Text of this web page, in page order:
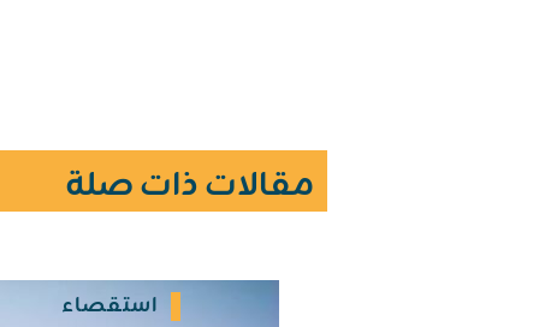
مقالات ذات صلة
استقصاء